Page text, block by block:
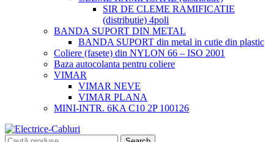
SIR DE CLEME RAMIFICATIE
(distributie) 4poli
BANDA SUPORT DIN METAL
BANDA SUPORT din metal in cutie din plastic
Coliere (fasete) din NYLON 66 – ISO 2001
Baza autocolanta pentru coliere
VIMAR
VIMAR NEVE
VIMAR PLANA
MINI-INTR. 6KA C10 2P 100126